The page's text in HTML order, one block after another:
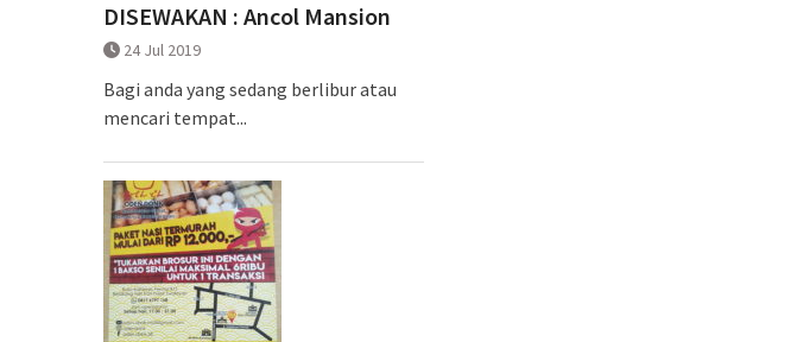
DISEWAKAN : Ancol Mansion
24 Jul 2019
Bagi anda yang sedang berlibur atau
mencari tempat...